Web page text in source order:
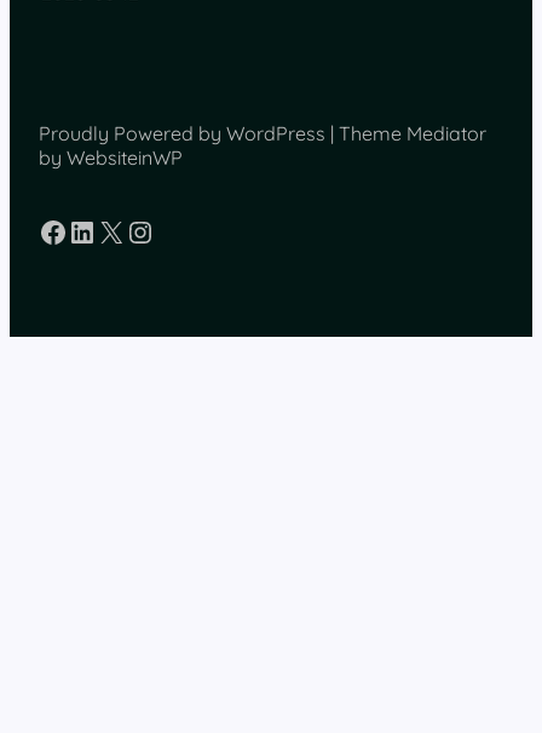
Proudly Powered by WordPress | Theme Mediator
by WebsiteinWP
Facebook
LinkedIn
X Instagram